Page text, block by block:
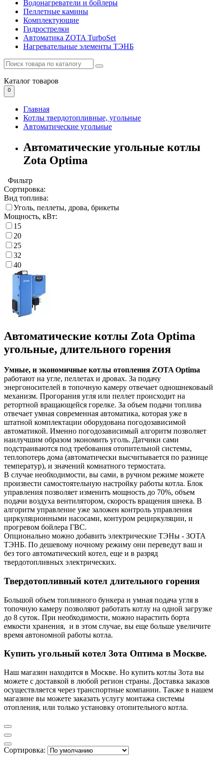
Водонагреватели и бойлеры
Пеллетные камины
Комплектующие
Гидрострелки
Автоматика ZOTA TurboSet
Нагревательные элементы ТЭНБ
Каталог товаров
0
Главная
Котлы твердотопливные, угольные
Автоматические угольные
Автоматические угольные котлы
Zota Optima
Фильтр
Сортировка:
Вид топлива:
Уголь, пеллеты, дрова, брикеты
Мощность, кВт:
15
20
25
32
40
Автоматические котлы Zota Optima
угольные, длительного горения
Умные, и экономичные котлы отопления ZOTA Optima
работают на угле, пеллетах и дровах. За подачу
энергоносителей в топочную камеру отвечает одношнековаый
механизм. Прогорания угля или пеллет происходит на
ретортной вращающейся горелке. За объем подачи топлива
отвечает умная современная автоматика, которая уже в
штатной комплектации оборудована погодозависимой
автоматикой. Именно погодозависимый алгоритм позволяет
наилучшим образом экономить уголь. Датчики сами
подстраиваются под требования отопительной системы,
теплопотерь дома (автоматически высчитывается по разнице
температур), и значений комнатного термостата.
В случае необходимости, вы сами, в ручном режиме можете
произвести самостоятельную настройку работы котла. Блок
управления позволяет изменить мощность до 70%, объем
подачи воздуха вентилятором, скорость вращения шнека. В
алгоритм управление уже заложен контроль управления
циркуляционными насосами, контуром рециркуляции, и
прогревом бойлера ГВС.
Опционально можно добавить электрические ТЭНы - ЗОТА
ТЭНБ. По дешевому ночному режиму они переведут ваш и
без того автоматический котел, еще и в разряд
твердотопливных электрических.
Твердотопливный котел длительного горения
Большой объем топливного бункера и умная подача угля в
топочную камеру позволяют работать котлу на одной загрузке
до 8 суток. При необходимости, можно нарастить борта
емкости хранения, и в этом случае, вы еще больше увеличите
время автономной работы котла.
Купить угольный котел Зота Оптима в Москве.
Наш магазин находится в Москве. Но купить котлы Зота вы
можете с доставкой в любой регион страны. Доставка заказов
осуществляется через транспортные компании. Также в нашем
магазине вы можете заказать услугу монтажа системы
отопления, или только установку отопительного котла.
Сортировка: